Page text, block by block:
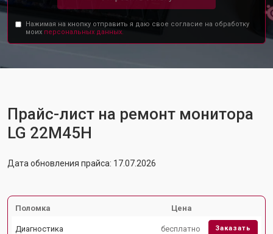
Нажимая на кнопку отправить я даю свое согласие на обработку
моих персональных данных.
Прайс-лист на ремонт монитора
LG 22M45H
Дата обновления прайса: 17.07.2026
Поломка Цена
Диагностика бесплатно Заказать